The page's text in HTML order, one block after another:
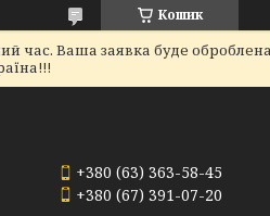
Кошик
час. Ваша заявка буде
+380 (63) 363-58-45
+380 (67) 391-07-20